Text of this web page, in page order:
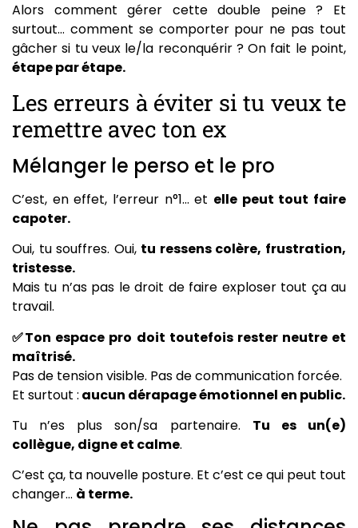
Alors comment gérer cette double peine ? Et
surtout… comment se comporter pour ne pas tout
gâcher si tu veux le/la reconquérir ? On fait le point,
étape par étape.
Les erreurs à éviter si tu veux te
remettre avec ton ex
Mélanger le perso et le pro
C’est, en effet, l’erreur n°1… et elle peut tout faire
capoter.
Oui, tu souffres. Oui, tu ressens colère, frustration,
tristesse.
Mais tu n’as pas le droit de faire exploser tout ça au
travail.
✅Ton espace pro doit toutefois rester neutre et
maîtrisé.
Pas de tension visible. Pas de communication forcée.
Et surtout : aucun dérapage émotionnel en public.
Tu n’es plus son/sa partenaire. Tu es un(e)
collègue, digne et calme.
C’est ça, ta nouvelle posture. Et c’est ce qui peut tout
changer… à terme.